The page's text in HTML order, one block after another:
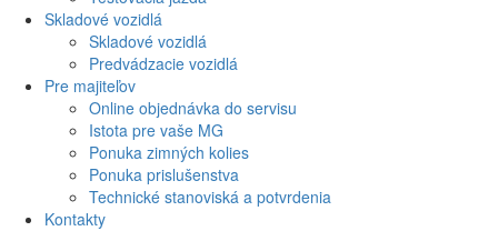
Skladové vozidlá
Skladové vozidlá
Predvádzacie vozidlá
Pre majiteľov
Online objednávka do servisu
Istota pre vaše MG
Ponuka zimných kolies
Ponuka prislušenstva
Technické stanoviská a potvrdenia
Kontakty